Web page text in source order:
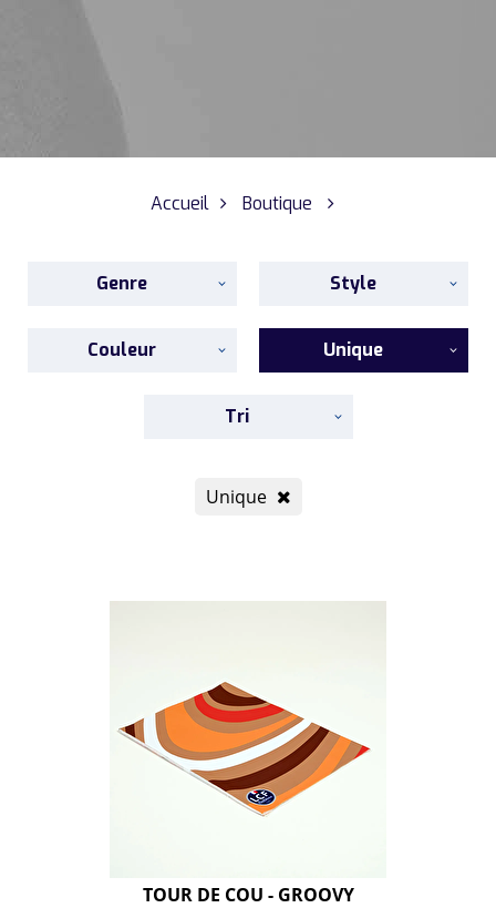
Accueil Boutique
Genre Style
Couleur Unique
Tri
Unique
TOUR DE COU - GROOVY